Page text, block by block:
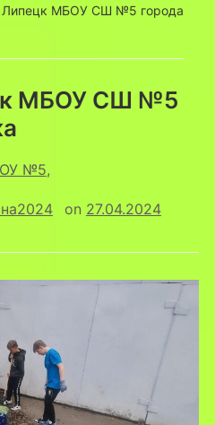
Липецк МБОУ СШ №5 города
МБОУ СШ №5
ОУ №5,
on 27.04.2024